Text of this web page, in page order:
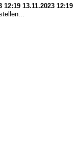
12:19 13.11.2023 12:19